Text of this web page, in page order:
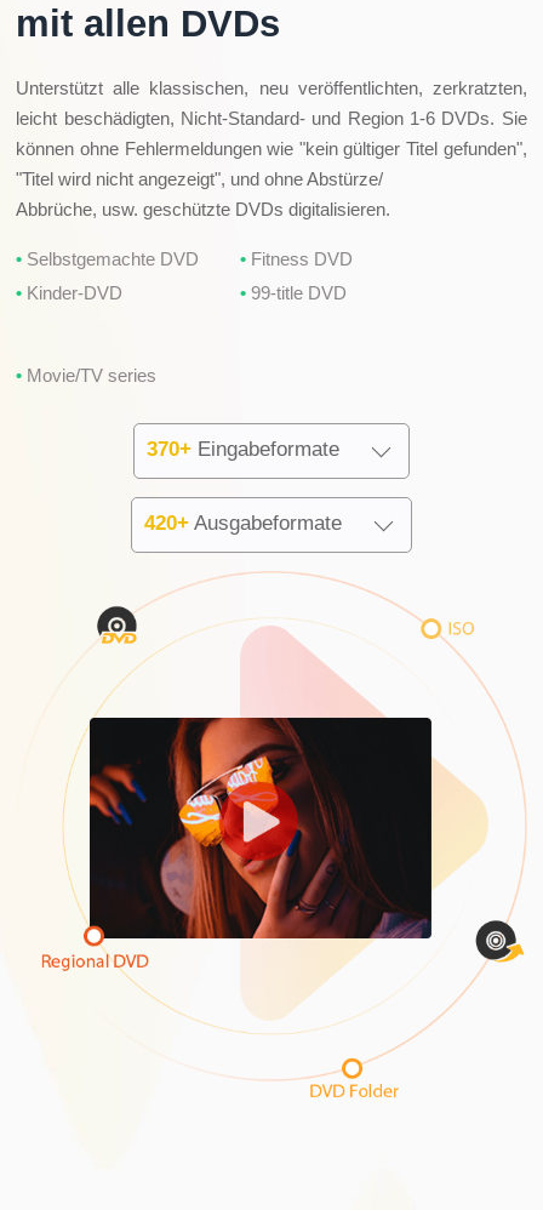
mit allen DVDs
Unterstützt alle klassischen, neu veröffentlichten, zerkratzten,
leicht beschädigten, Nicht-Standard- und Region 1-6 DVDs. Sie
können ohne Fehlermeldungen wie "kein gültiger Titel gefunden",
"Titel wird nicht angezeigt", und ohne Abstürze/
Abbrüche, usw. geschützte DVDs digitalisieren.
Selbstgemachte DVD
Kinder-DVD
Fitness DVD
99-title DVD
Movie/TV series
370+ Eingabeformate
420+ Ausgabeformate